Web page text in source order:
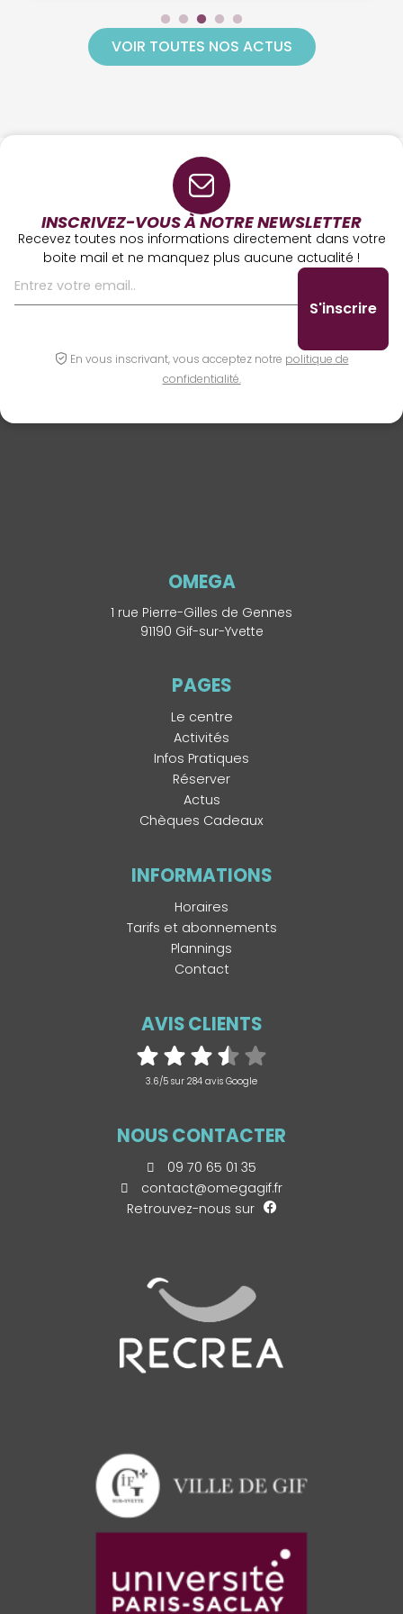
VOIR TOUTES NOS ACTUS
INSCRIVEZ-VOUS À NOTRE NEWSLETTER
Recevez toutes nos informations directement dans votre
boite mail et ne manquez plus aucune actualité !
En vous inscrivant, vous acceptez notre politique de
confidentialité.
OMEGA
1 rue Pierre-Gilles de Gennes
91190 Gif-sur-Yvette
PAGES
Le centre
Activités
Infos Pratiques
Réserver
Actus
Chèques Cadeaux
INFORMATIONS
Horaires
Tarifs et abonnements
Plannings
Contact
AVIS CLIENTS
3.6/5 sur 284 avis Google
NOUS CONTACTER
09 70 65 01 35
contact@omegagif.fr
Retrouvez-nous sur